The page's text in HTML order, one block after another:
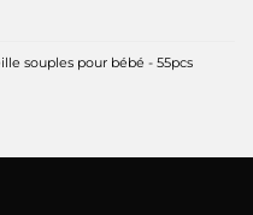
souples pour bébé - 55pcs